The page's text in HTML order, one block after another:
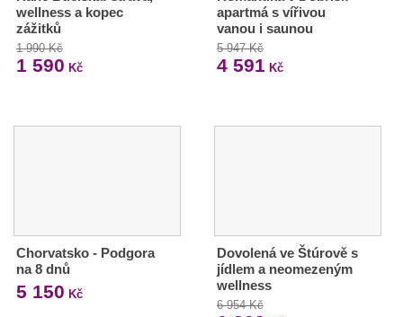
wellness a kopec
zážitků
1 990 Kč
1 590 Kč
apartmá s vířivou
vanou i saunou
5 947 Kč
4 591 Kč
Chorvatsko - Podgora
na 8 dnů
5 150 Kč
Dovolená ve Štúrově s
jídlem a neomezeným
wellness
6 954 Kč